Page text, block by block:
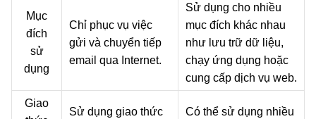
Mục
đích
sử
dụng
Chỉ phục vụ việc
gửi và chuyển tiếp
email qua Internet.
Sử dụng cho nhiều
mục đích khác nhau
như lưu trữ dữ liệu,
chạy ứng dụng hoặc
cung cấp dịch vụ web.
Giao
Sử dụng giao thức
Có thể sử dụng nhiều